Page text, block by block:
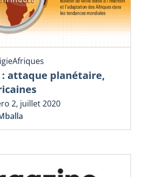
: attaque planétaire,
2, juillet 2020